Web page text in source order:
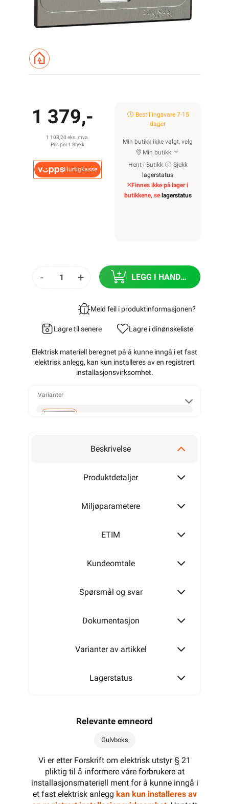
1 379,-
1 103,20 eks. mva.
Pris per 1 Stykk
Hurtigkasse
Bestillingsvare 7-15
dager
Min butikk ikke valgt, velg
Min butikk
Hent-i-Butikk
Sjekk
lagerstatus
Finnes ikke på lager i
butikkene, se lagerstatus
- + LEGG I HANDLEKURV
Meld feil i produktinformasjonen?
Lagre til senere Lagre i dinønskeliste
Elektrisk materiell beregnet på å kunne inngå i et fast
elektrisk anlegg, kan kun installeres av en registrert
installasjonsvirksomhet.
Varianter
Rund
Beskrivelse
Produktdetaljer
Miljøparametere
ETIM
Kundeomtale
Spørsmål og svar
Dokumentasjon
Varianter av artikkel
Lagerstatus
Relevante emneord
Gulvboks
Vi er etter Forskrift om elektrisk utstyr § 21
pliktig til å informere våre forbrukere at
installasjonsmateriell ment for å kunne inngå i
et fast elektrisk anlegg kan kun installeres av